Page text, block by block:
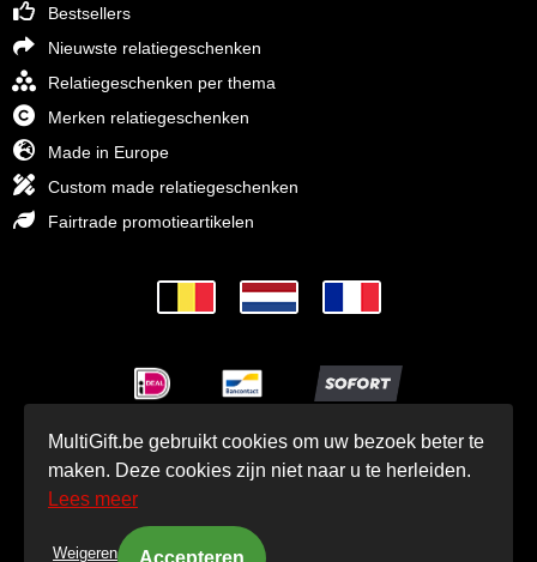
Bestsellers
Nieuwste relatiegeschenken
Relatiegeschenken per thema
Merken relatiegeschenken
Made in Europe
Custom made relatiegeschenken
Fairtrade promotieartikelen
© MultiGift Relatiegeschenken 1993 - 2026
MultiGift.be gebruikt cookies om uw bezoek beter te
maken. Deze cookies zijn niet naar u te herleiden.
Lees meer
Weigeren